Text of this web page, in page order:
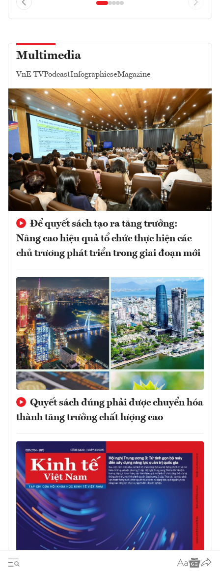
Multimedia
VnE TVPodcastInfographicseMagazine
Để quyết sách tạo ra tăng trưởng:
Nâng cao hiệu quả tổ chức thực hiện các
chủ trương phát triển trong giai đoạn mới
Quyết sách đúng phải được chuyển hóa
thành tăng trưởng chất lượng cao
Đón đọc Tạp chí Kinh tế Việt Nam số